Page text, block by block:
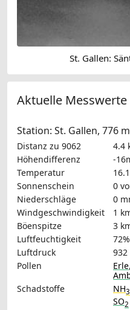
St. Gallen:
Aktuelle Messwerte
Station: St. Gallen, 776
Distanz zu 9062
4.4
Höhendifferenz
-
Temperatur
Sonnenschein
0
Niederschläge
0
Windgeschwindigkeit
1
Böenspitze
3
Luftfeuchtigkeit
72%
Luftdruck
932
Pollen
Erle,
Schadstoffe
NH3
SO2